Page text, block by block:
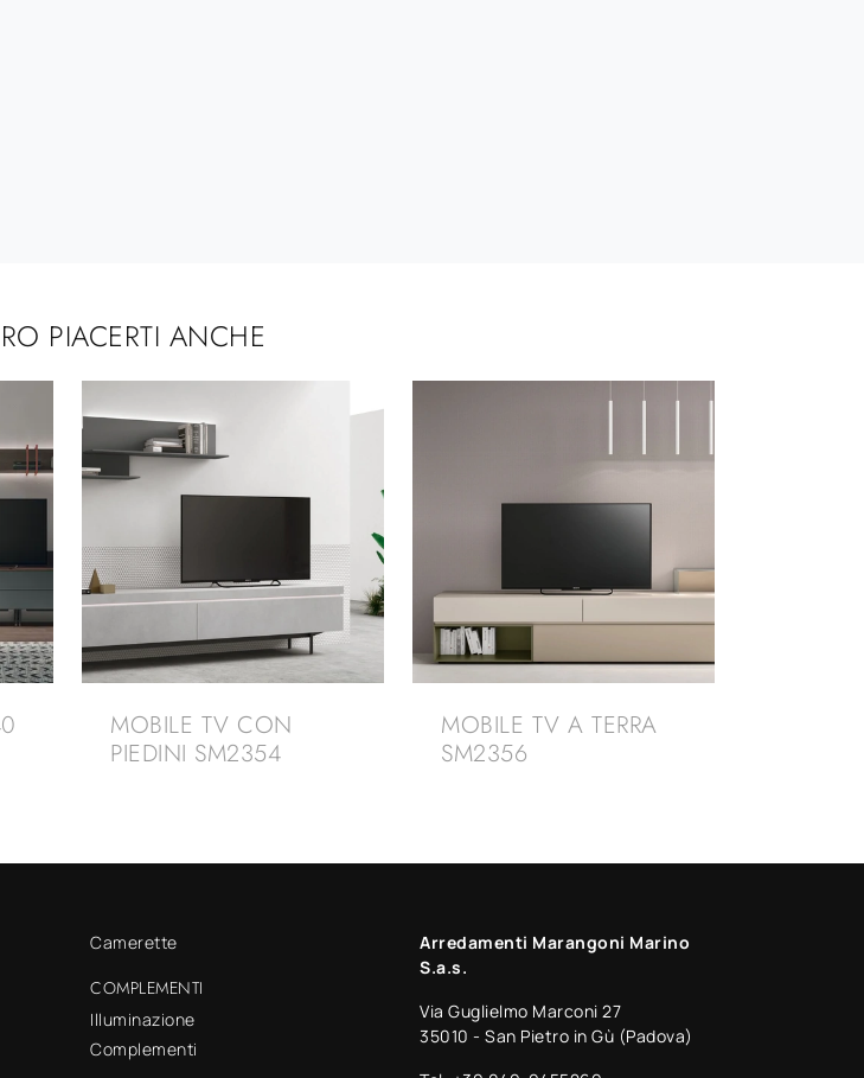
PIACERTI ANCHE
MOBILE TV CON
PIEDINI SM2354
MOBILE TV A TERRA
SM2356
Camerette
COMPLEMENTI
Illuminazione
Complementi
Arredamenti Marangoni Marino
S.a.s.
Via Guglielmo Marconi 27
35010 - San Pietro in Gù (Padova)